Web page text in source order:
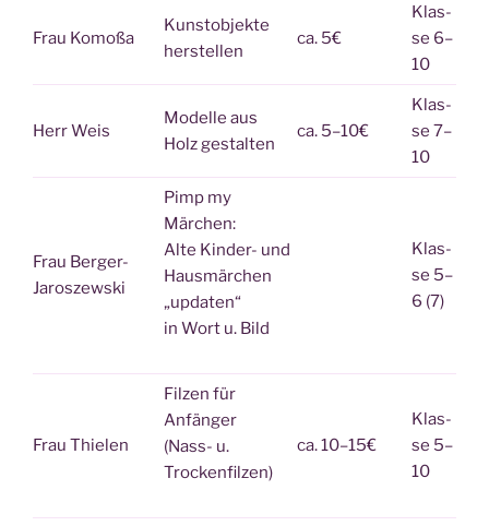
Frau Komoßa
Kunst­ob­jek­te
herstellen
ca. 5€
Klas­
se 6–
10
Herr Weis
Model­le aus
Holz gestalten
ca. 5–10€
Klas­
se 7–
10
Frau Ber­ger-
Jaroszewski
Pimp my
Märchen:
Alte Kin­der- und
Haus­mär­chen
„upda­ten“
in Wort u. Bild
Klas­
se 5–
6 (7)
Frau Thie­len
Fil­zen für
Anfänger
(Nass- u.
Trockenfilzen)
ca. 10–15€
Klas­
se 5–
10